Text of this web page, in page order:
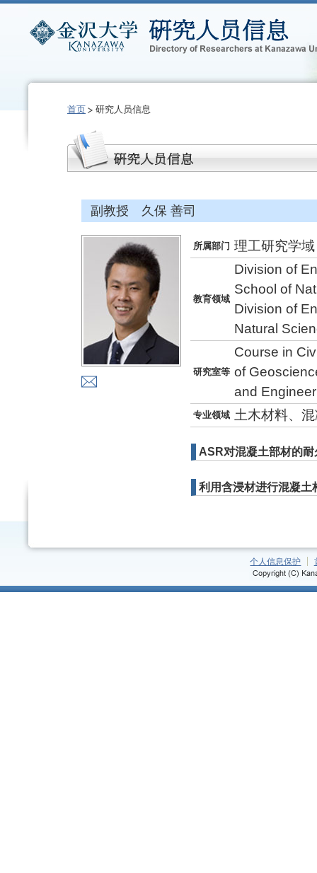
首页 研究人员信息
副教授 久保 善司
所属部门 理工研究学
教育领域
Division of
School of
Division of
Natural
研究室等
Course in
of
and
专业领域 土木材料、
ASR对混凝土部材的
利用含浸材进行混凝土
个人信息保护